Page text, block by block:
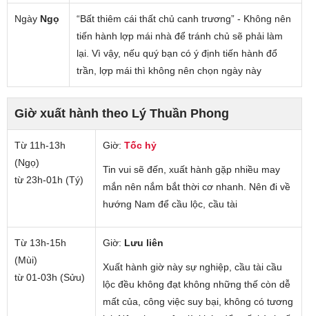
Ngày Ngọ
“Bất thiêm cái thất chủ canh trương” - Không nên
tiến hành lợp mái nhà để tránh chủ sẽ phải làm
lại. Vì vậy, nếu quý bạn có ý định tiến hành đổ
trần, lợp mái thì không nên chọn ngày này
Giờ xuất hành theo Lý Thuần Phong
Từ 11h-13h
(Ngọ)
từ 23h-01h (Tý)
Giờ: Tốc hỷ
Tin vui sẽ đến, xuất hành gặp nhiều may
mắn nên nắm bắt thời cơ nhanh. Nên đi về
hướng Nam để cầu lộc, cầu tài
Từ 13h-15h
(Mùi)
từ 01-03h (Sửu)
Giờ: Lưu liên
Xuất hành giờ này sự nghiệp, cầu tài cầu
lộc đều không đạt không những thế còn dễ
mất của, công việc suy bại, không có tương